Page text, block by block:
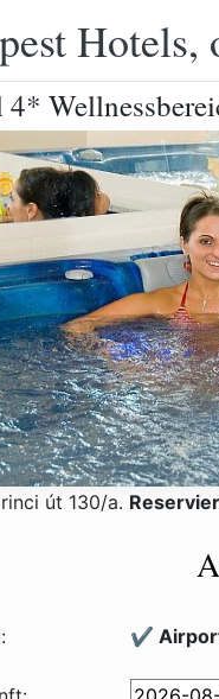
Hotels,
út 130/a.
✔️